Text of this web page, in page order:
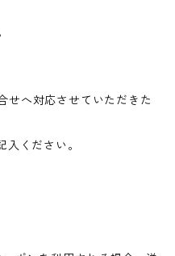
せへ対応させていただきた
ください。